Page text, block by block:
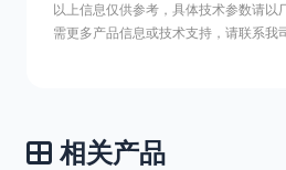
以上信息仅供参考，具体技术参数请以
需更多产品信息或技术支持，请联系我
相关产品